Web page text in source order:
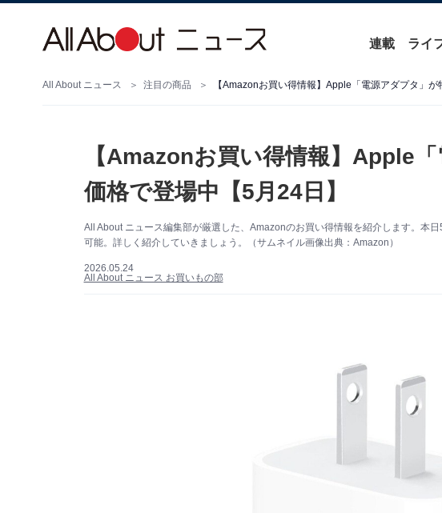
連載 ライ
All About ニュース 注目の商品 【Amazonお買い得情報】Apple「電源アダプタ」が
【Amazonお買い得情報】Apple
価格で登場中【5月24日】
All About ニュース編集部が厳選した、Amazonのお買い得情報を紹介します。本
可能。詳しく紹介していきましょう。（サムネイル画像出典：Amazon）
2026.05.24
All About ニュース お買いもの部